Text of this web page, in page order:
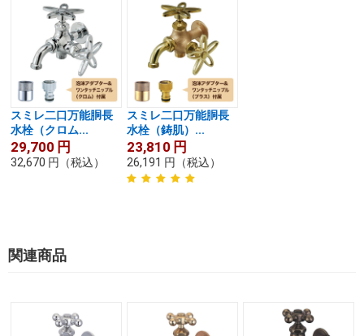
スミレ二口万能胴長
水栓（クロム...
29,700 円
32,670 円 （税込）
スミレ二口万能胴長
水栓（鋳肌）...
23,810 円
26,191 円 （税込）
関連商品